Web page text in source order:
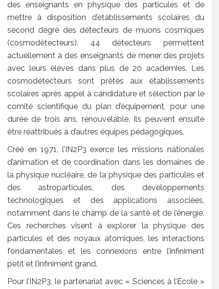
des enseignants en physique des particules et de
mettre à disposition d’établissements scolaires du
second degré des détecteurs de muons cosmiques
(cosmodétecteurs). 44 détecteurs permettent
actuellement à des enseignants de mener des projets
avec leurs élèves dans plus de 20 académies. Les
cosmodétecteurs sont prêtés aux établissements
scolaires après appel à candidature et sélection par le
comité scientifique du plan d’équipement, pour une
durée de trois ans, renouvelable. Ils peuvent ensuite
être réattribués à d’autres équipes pédagogiques.
Créé en 1971, l’IN2P3 exerce les missions nationales
d’animation et de coordination dans les domaines de
la physique nucléaire, de la physique des particules et
des astroparticules, des développements
technologiques et des applications associées,
notamment dans le champ de la santé et de l’énergie.
Ces recherches visent à explorer la physique des
particules et des noyaux atomiques, les interactions
fondamentales et les connexions entre l’infiniment
petit et l’infiniment grand.
Pour l’IN2P3, le partenariat avec « Sciences à l’École »